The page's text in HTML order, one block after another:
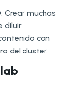
Crear muchas
diluir
con
del cluster.